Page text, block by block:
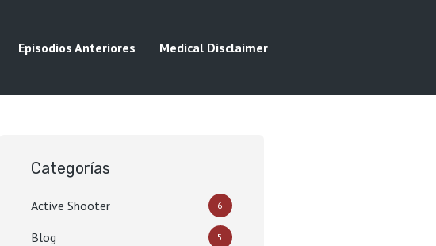
Episodios Anteriores Medical Disclaimer
Categorías
Active Shooter 6
Blog 5